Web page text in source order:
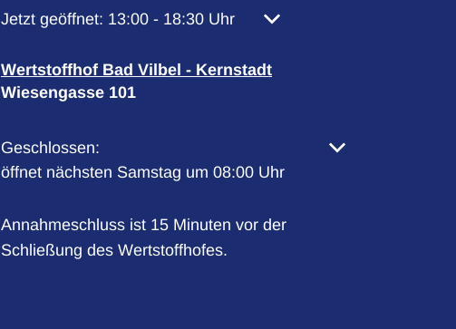
Klicken, um weitere Öffnungs- oder Schließzeiten auszublenden
Jetzt geöffnet: 13:00 - 18:30 Uhr Von 13:00 bis 18:30 Uhr
Wertstoffhof Bad Vilbel - Kernstadt
Wiesengasse 101
Klicken, um weitere Öffnungs- oder Schließzeiten auszublenden
Geschlossen:
öffnet nächsten Samstag um 08:00 Uhr
Annahmeschluss ist 15 Minuten vor der
Schließung des Wertstoffhofes.